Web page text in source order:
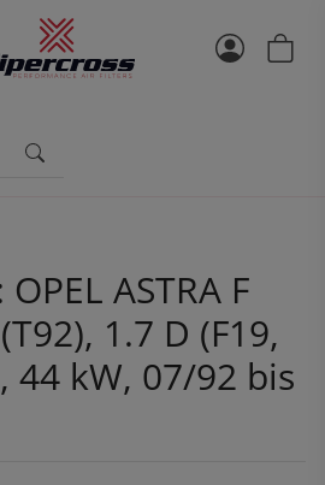
ASTRA F
1.7 D (F19,
44 kW, 07/92 bis